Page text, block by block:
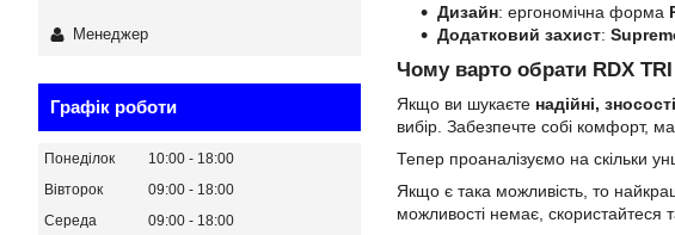
Дизайн: ергономічна форма
Додатковий захист:
Чому варто обрати RDX
Якщо ви шукаєте надійні,
вибір. Забезпечте собі комфорт,
Тепер проаналізуємо на скільки
Якщо є така можливість, то
можливості немає, скористайтеся
Менеджер
Графік роботи
Понеділок 10:00
18:00
Вівторок
09:00
18:00
Середа
09:00
18:00